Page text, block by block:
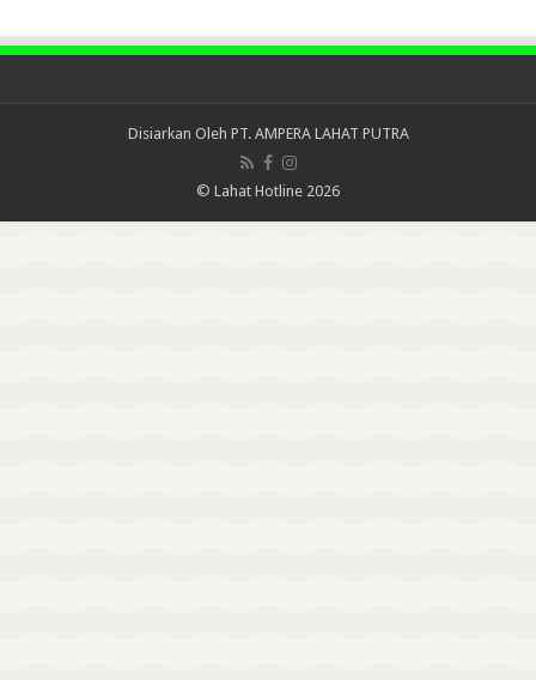
Disiarkan Oleh PT. AMPERA LAHAT PUTRA
© Lahat Hotline 2026